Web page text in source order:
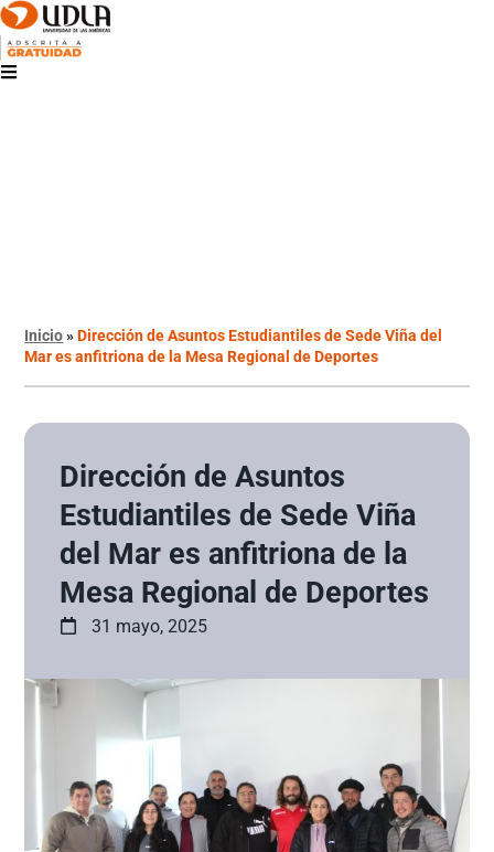
Inicio»Dirección de Asuntos Estudiantiles de Sede Viña del
Mar es anfitriona de la Mesa Regional de Deportes
Dirección de Asuntos
Estudiantiles de Sede Viña
del Mar es anfitriona de la
Mesa Regional de Deportes
31 mayo, 2025